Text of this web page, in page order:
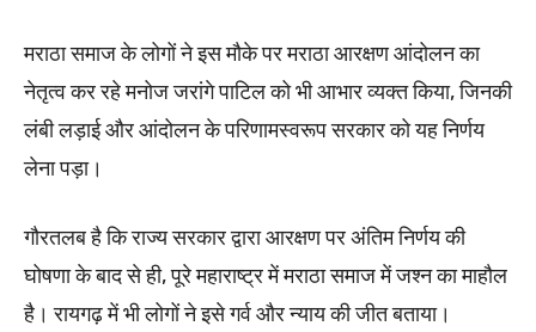
मराठा समाज के लोगों ने इस मौके पर मराठा आरक्षण आंदोलन का
नेतृत्व कर रहे मनोज जरांगे पाटिल को भी आभार व्यक्त किया, जिनकी
लंबी लड़ाई और आंदोलन के परिणामस्वरूप सरकार को यह निर्णय
लेना पड़ा।
गौरतलब है कि राज्य सरकार द्वारा आरक्षण पर अंतिम निर्णय की
घोषणा के बाद से ही, पूरे महाराष्ट्र में मराठा समाज में जश्न का माहौल
है। रायगढ़ में भी लोगों ने इसे गर्व और न्याय की जीत बताया।